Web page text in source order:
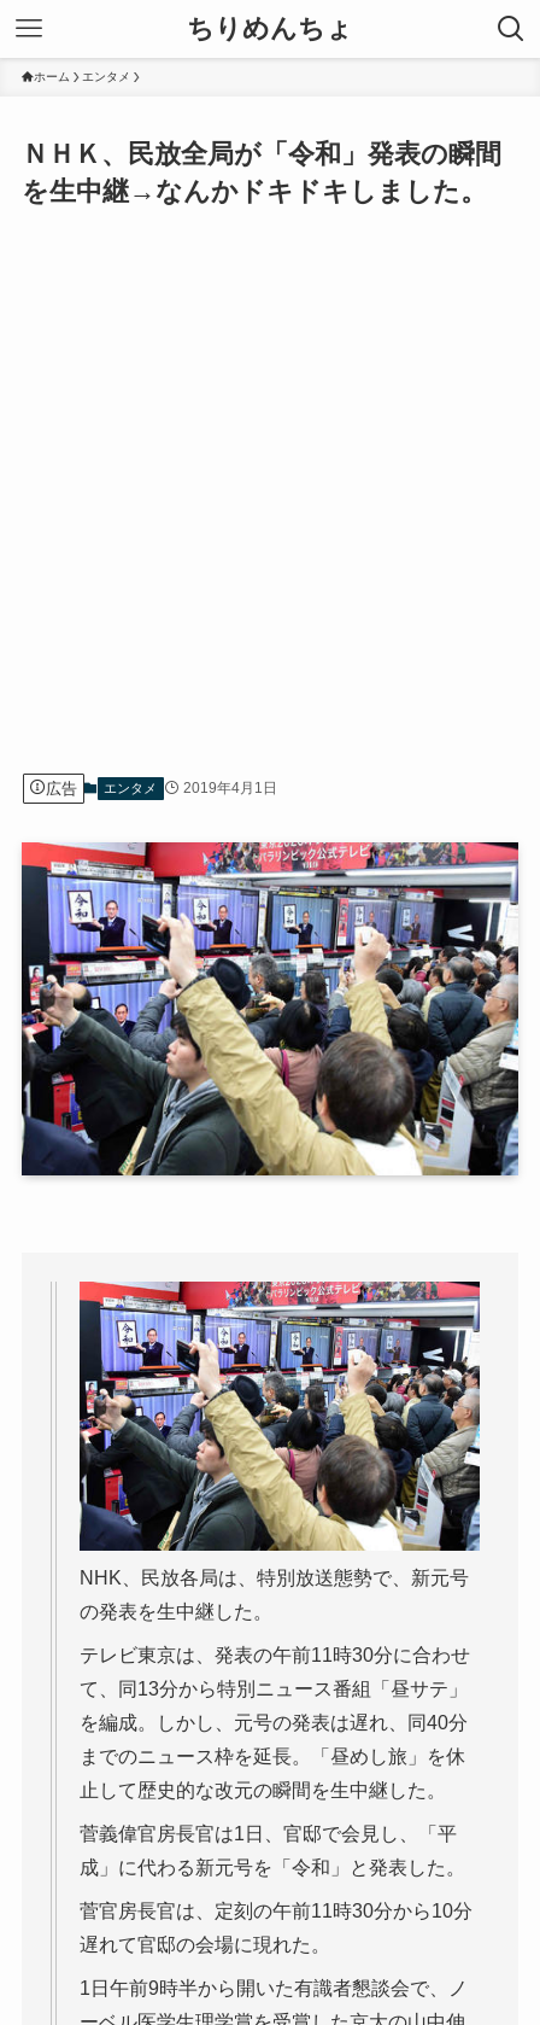
ちりめんちょ
ホーム エンタメ
ＮＨＫ、民放全局が「令和」発表の瞬間
を生中継→なんかドキドキしました。
広告 エンタメ 2019年4月1日
NHK、民放各局は、特別放送態勢で、新元号
の発表を生中継した。
テレビ東京は、発表の午前11時30分に合わせ
て、同13分から特別ニュース番組「昼サテ」
を編成。しかし、元号の発表は遅れ、同40分
までのニュース枠を延長。「昼めし旅」を休
止して歴史的な改元の瞬間を生中継した。
菅義偉官房長官は1日、官邸で会見し、「平
成」に代わる新元号を「令和」と発表した。
菅官房長官は、定刻の午前11時30分から10分
遅れて官邸の会場に現れた。
1日午前9時半から開いた有識者懇談会で、ノ